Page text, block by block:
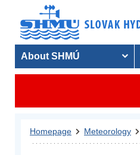
About SHMÚ
Homepage Meteorology